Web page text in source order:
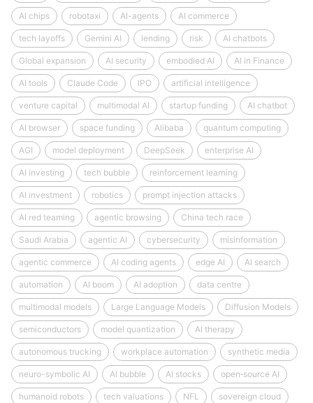
AI chips robotaxi AI-agents AI commerce
tech layoffs Gemini AI lending risk AI chatbots
Global expansion AI security embodied AI AI in Finance
AI tools Claude Code IPO artificial intelligence
venture capital multimodal AI startup funding AI chatbot
AI browser space funding Alibaba quantum computing
AGI model deployment DeepSeek enterprise AI
AI investing tech bubble reinforcement learning
AI investment robotics prompt injection attacks
AI red teaming agentic browsing China tech race
Saudi Arabia agentic AI cybersecurity misinformation
agentic commerce AI coding agents edge AI AI search
automation AI boom AI adoption data centre
multimodal models Large Language Models Diffusion Models
semiconductors model quantization AI therapy
autonomous trucking workplace automation synthetic media
neuro-symbolic AI AI bubble AI stocks open‑source AI
humanoid robots tech valuations NFL sovereign cloud